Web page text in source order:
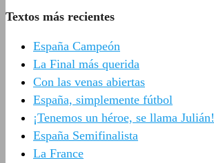
Textos más recientes
España Campeón
La Final más querida
Con las venas abiertas
España, simplemente fútbol
¡Tenemos un héroe, se llama Julián!
España Semifinalista
La France